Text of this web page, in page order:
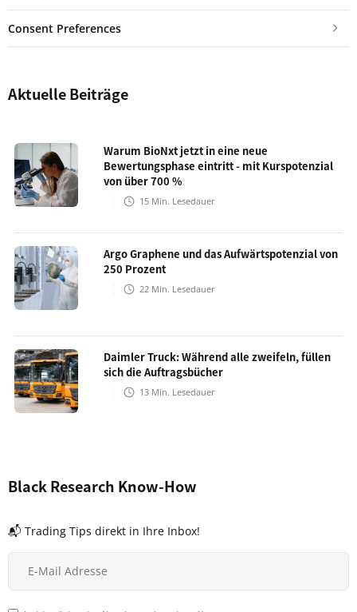
Consent Preferences
Aktuelle Beiträge
Warum BioNxt jetzt in eine neue
Bewertungsphase eintritt - mit Kurspotenzial
von über 700 %
15 Min. Lesedauer
Argo Graphene und das Aufwärtspotenzial von
250 Prozent
22 Min. Lesedauer
Daimler Truck: Während alle zweifeln, füllen
sich die Auftragsbücher
13 Min. Lesedauer
Black Research Know-How
📬 Trading Tips direkt in Ihre Inbox!